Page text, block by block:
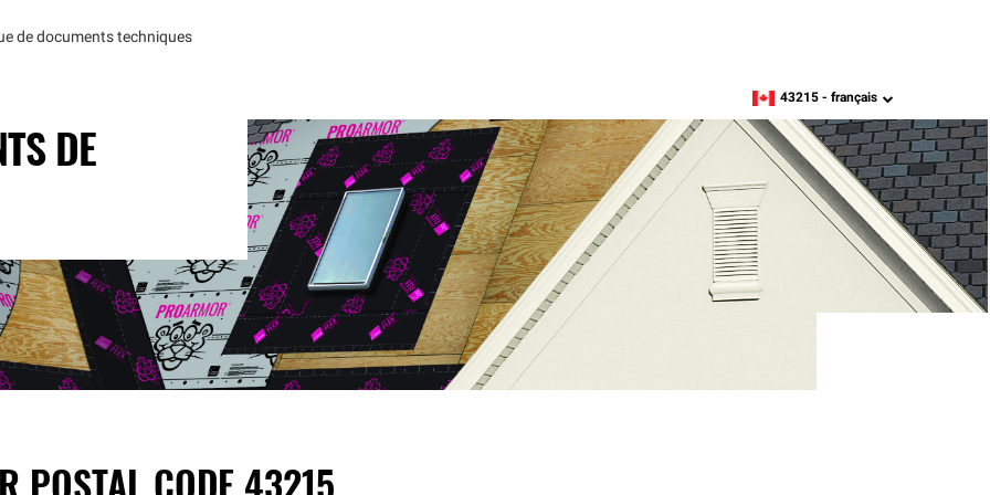
de documents techniques
zipcode,language
43215 - français
DE
POSTAL CODE 43215